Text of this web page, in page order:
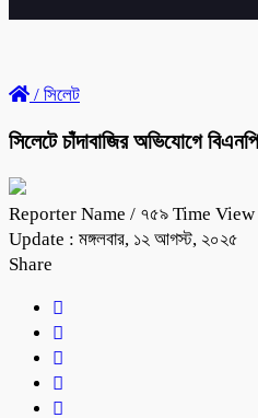
/ সিলেট
সিলেটে চাঁদাবাজির অভিযোগে
Reporter Name / ৭৫৯ Time View
Update : মঙ্গলবার, ১২ আগস্ট, ২০২৫
Share